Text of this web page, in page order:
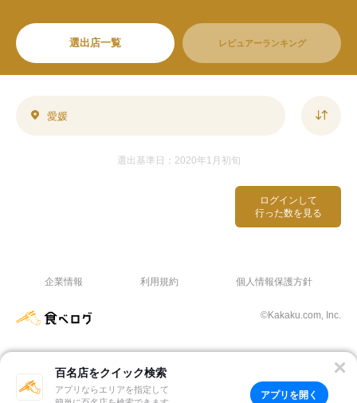
選出店一覧 レビュアーランキング
百名店をクイック検索
アプリならエリアを指定して
アプリを開く
ログインして
行った数を見る
愛媛
選出基準日：2020年1月初旬
企業情報 利用規約 個人情報保護方針
©Kakaku.com, Inc.